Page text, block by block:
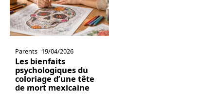
Parents 19/04/2026
Les bienfaits
psychologiques du
coloriage d’une tête
de mort mexicaine